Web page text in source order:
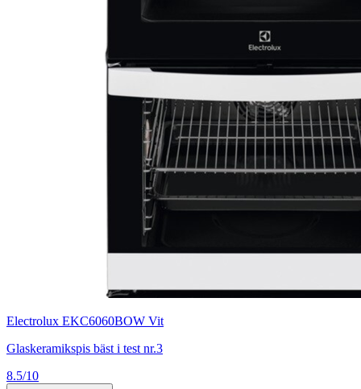
Electrolux EKC6060BOW Vit
Glaskeramikspis bäst i test nr.3
8.5/10